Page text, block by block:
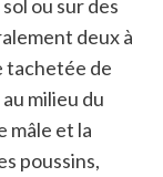
ou sur des
deux à
tachetée de
milieu du
mâle et la
poussins,